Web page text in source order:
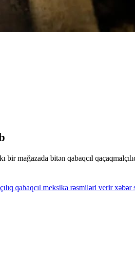
mağazada bitən qabaqcıl
qabaqcıl meksika rəsmiləri verirxəbər